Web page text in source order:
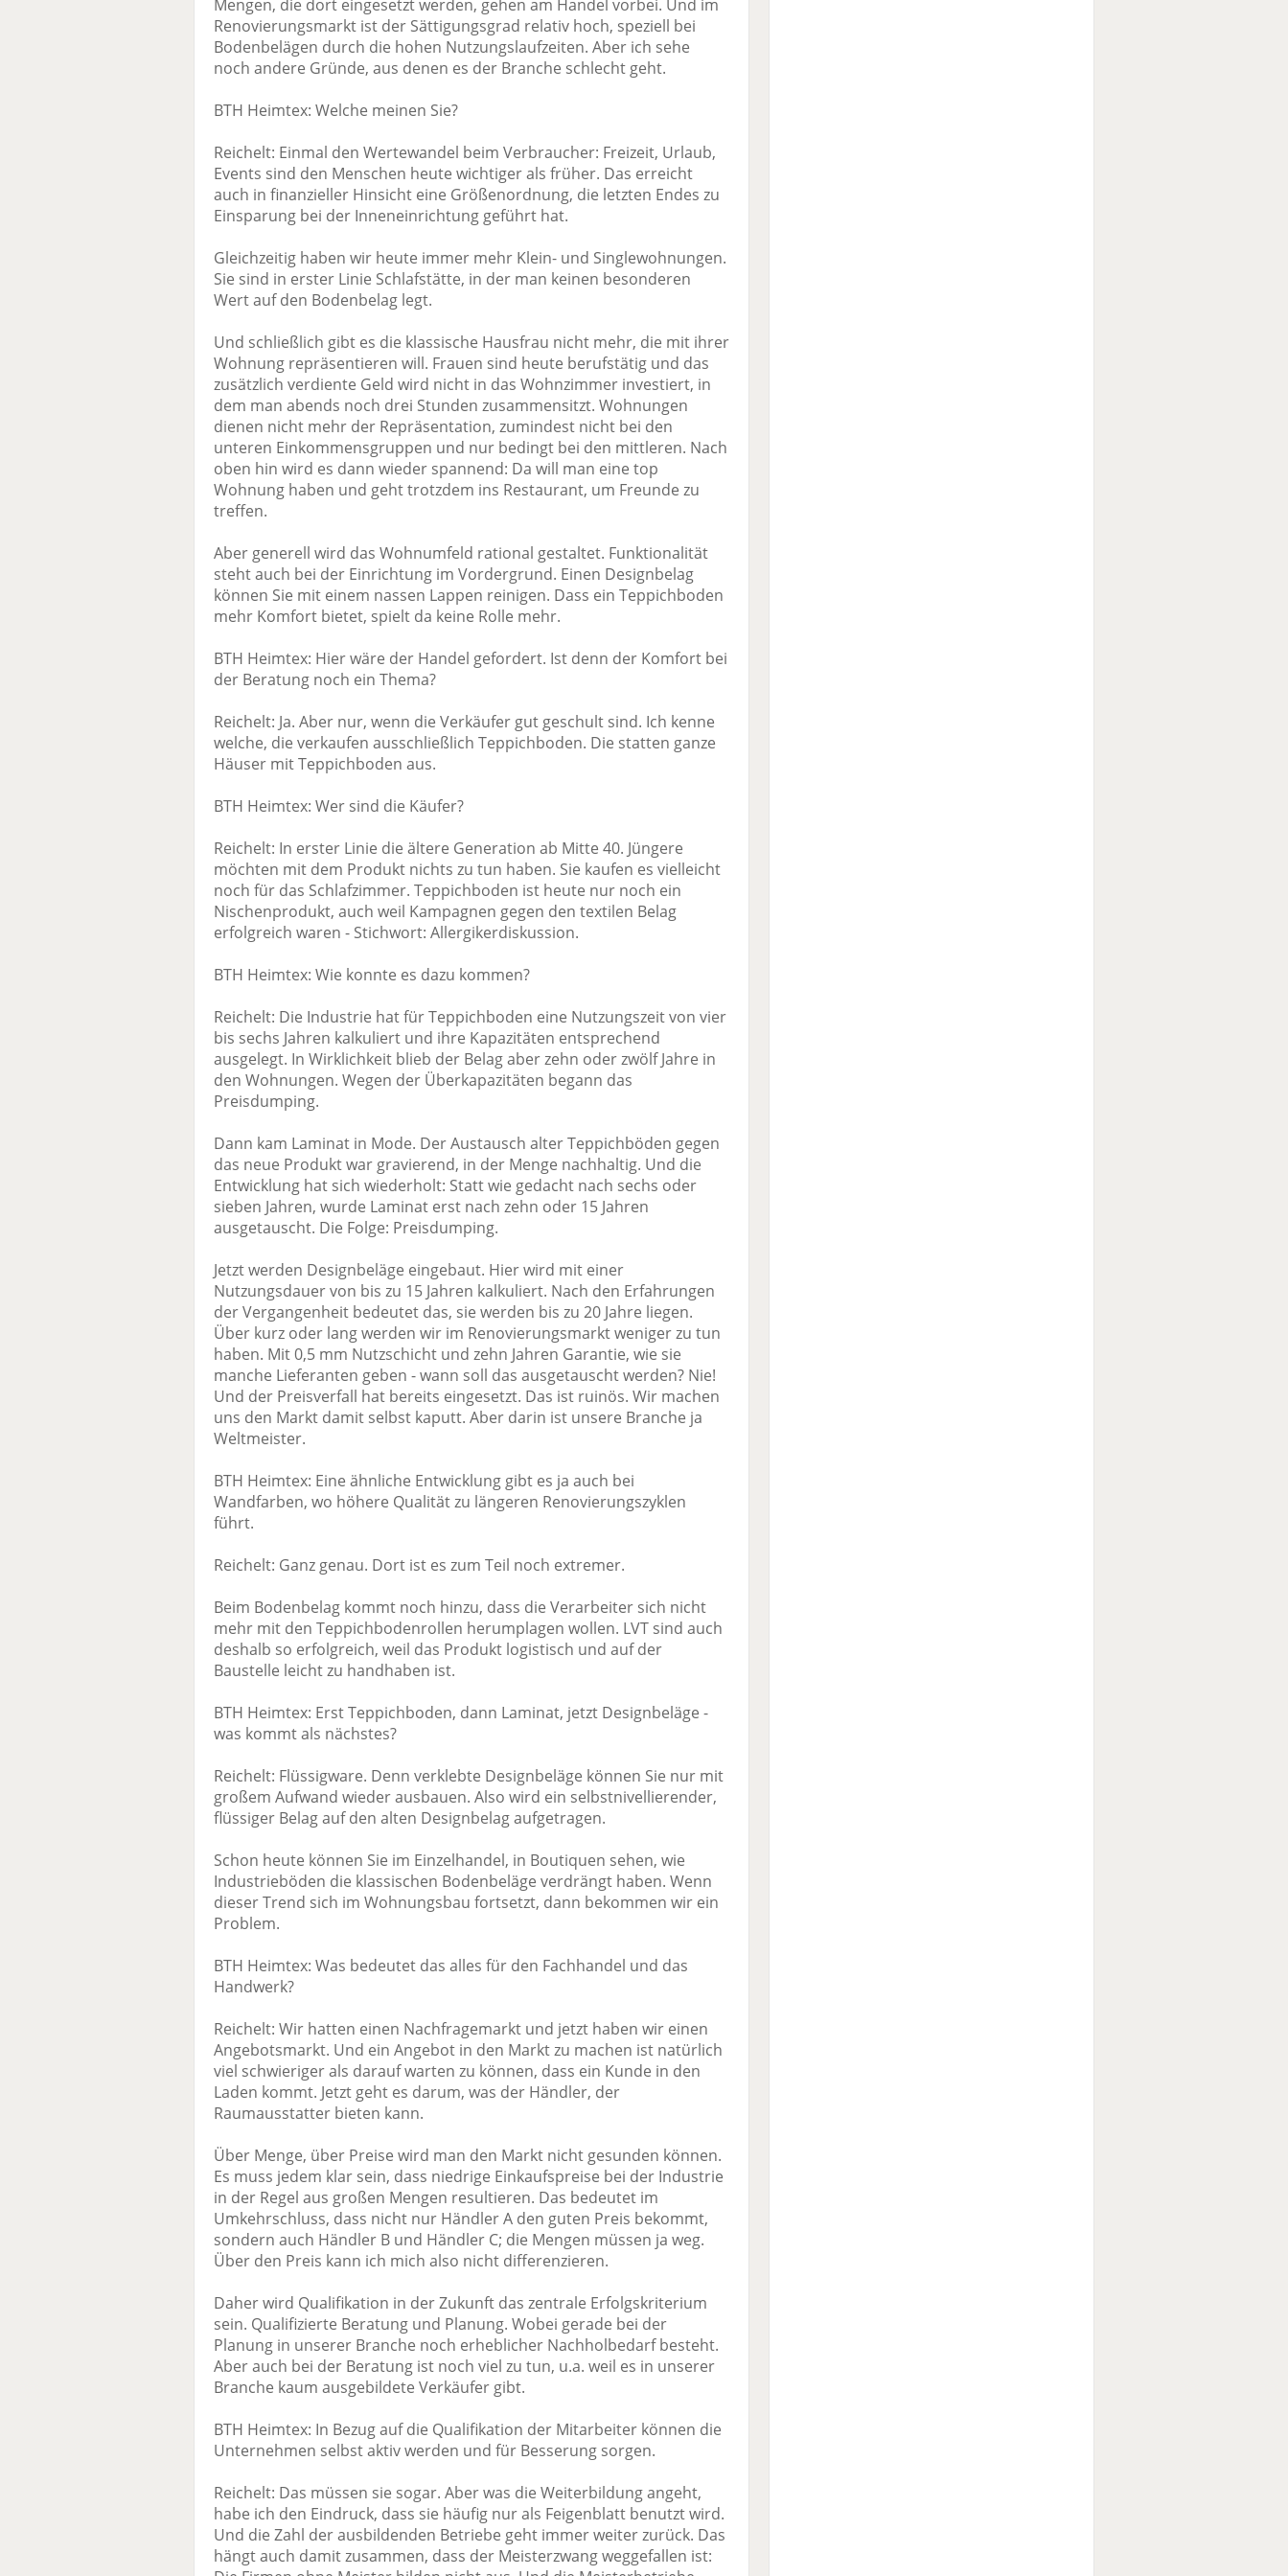
Mengen, die dort eingesetzt werden, gehen am Handel vorbei. Und im
Renovierungsmarkt ist der Sättigungsgrad relativ hoch, speziell bei
Bodenbelägen durch die hohen Nutzungslaufzeiten. Aber ich sehe
noch andere Gründe, aus denen es der Branche schlecht geht.
BTH Heimtex: Welche meinen Sie?
Reichelt: Einmal den Wertewandel beim Verbraucher: Freizeit, Urlaub,
Events sind den Menschen heute wichtiger als früher. Das erreicht
auch in finanzieller Hinsicht eine Größenordnung, die letzten Endes zu
Einsparung bei der Inneneinrichtung geführt hat.
Gleichzeitig haben wir heute immer mehr Klein- und Singlewohnungen.
Sie sind in erster Linie Schlafstätte, in der man keinen besonderen
Wert auf den Bodenbelag legt.
Und schließlich gibt es die klassische Hausfrau nicht mehr, die mit ihrer
Wohnung repräsentieren will. Frauen sind heute berufstätig und das
zusätzlich verdiente Geld wird nicht in das Wohnzimmer investiert, in
dem man abends noch drei Stunden zusammensitzt. Wohnungen
dienen nicht mehr der Repräsentation, zumindest nicht bei den
unteren Einkommensgruppen und nur bedingt bei den mittleren. Nach
oben hin wird es dann wieder spannend: Da will man eine top
Wohnung haben und geht trotzdem ins Restaurant, um Freunde zu
treffen.
Aber generell wird das Wohnumfeld rational gestaltet. Funktionalität
steht auch bei der Einrichtung im Vordergrund. Einen Designbelag
können Sie mit einem nassen Lappen reinigen. Dass ein Teppichboden
mehr Komfort bietet, spielt da keine Rolle mehr.
BTH Heimtex: Hier wäre der Handel gefordert. Ist denn der Komfort bei
der Beratung noch ein Thema?
Reichelt: Ja. Aber nur, wenn die Verkäufer gut geschult sind. Ich kenne
welche, die verkaufen ausschließlich Teppichboden. Die statten ganze
Häuser mit Teppichboden aus.
BTH Heimtex: Wer sind die Käufer?
Reichelt: In erster Linie die ältere Generation ab Mitte 40. Jüngere
möchten mit dem Produkt nichts zu tun haben. Sie kaufen es vielleicht
noch für das Schlafzimmer. Teppichboden ist heute nur noch ein
Nischenprodukt, auch weil Kampagnen gegen den textilen Belag
erfolgreich waren - Stichwort: Allergikerdiskussion.
BTH Heimtex: Wie konnte es dazu kommen?
Reichelt: Die Industrie hat für Teppichboden eine Nutzungszeit von vier
bis sechs Jahren kalkuliert und ihre Kapazitäten entsprechend
ausgelegt. In Wirklichkeit blieb der Belag aber zehn oder zwölf Jahre in
den Wohnungen. Wegen der Überkapazitäten begann das
Preisdumping.
Dann kam Laminat in Mode. Der Austausch alter Teppichböden gegen
das neue Produkt war gravierend, in der Menge nachhaltig. Und die
Entwicklung hat sich wiederholt: Statt wie gedacht nach sechs oder
sieben Jahren, wurde Laminat erst nach zehn oder 15 Jahren
ausgetauscht. Die Folge: Preisdumping.
Jetzt werden Designbeläge eingebaut. Hier wird mit einer
Nutzungsdauer von bis zu 15 Jahren kalkuliert. Nach den Erfahrungen
der Vergangenheit bedeutet das, sie werden bis zu 20 Jahre liegen.
Über kurz oder lang werden wir im Renovierungsmarkt weniger zu tun
haben. Mit 0,5 mm Nutzschicht und zehn Jahren Garantie, wie sie
manche Lieferanten geben - wann soll das ausgetauscht werden? Nie!
Und der Preisverfall hat bereits eingesetzt. Das ist ruinös. Wir machen
uns den Markt damit selbst kaputt. Aber darin ist unsere Branche ja
Weltmeister.
BTH Heimtex: Eine ähnliche Entwicklung gibt es ja auch bei
Wandfarben, wo höhere Qualität zu längeren Renovierungszyklen
führt.
Reichelt: Ganz genau. Dort ist es zum Teil noch extremer.
Beim Bodenbelag kommt noch hinzu, dass die Verarbeiter sich nicht
mehr mit den Teppichbodenrollen herumplagen wollen. LVT sind auch
deshalb so erfolgreich, weil das Produkt logistisch und auf der
Baustelle leicht zu handhaben ist.
BTH Heimtex: Erst Teppichboden, dann Laminat, jetzt Designbeläge -
was kommt als nächstes?
Reichelt: Flüssigware. Denn verklebte Designbeläge können Sie nur mit
großem Aufwand wieder ausbauen. Also wird ein selbstnivellierender,
flüssiger Belag auf den alten Designbelag aufgetragen.
Schon heute können Sie im Einzelhandel, in Boutiquen sehen, wie
Industrieböden die klassischen Bodenbeläge verdrängt haben. Wenn
dieser Trend sich im Wohnungsbau fortsetzt, dann bekommen wir ein
Problem.
BTH Heimtex: Was bedeutet das alles für den Fachhandel und das
Handwerk?
Reichelt: Wir hatten einen Nachfragemarkt und jetzt haben wir einen
Angebotsmarkt. Und ein Angebot in den Markt zu machen ist natürlich
viel schwieriger als darauf warten zu können, dass ein Kunde in den
Laden kommt. Jetzt geht es darum, was der Händler, der
Raumausstatter bieten kann.
Über Menge, über Preise wird man den Markt nicht gesunden können.
Es muss jedem klar sein, dass niedrige Einkaufspreise bei der Industrie
in der Regel aus großen Mengen resultieren. Das bedeutet im
Umkehrschluss, dass nicht nur Händler A den guten Preis bekommt,
sondern auch Händler B und Händler C; die Mengen müssen ja weg.
Über den Preis kann ich mich also nicht differenzieren.
Daher wird Qualifikation in der Zukunft das zentrale Erfolgskriterium
sein. Qualifizierte Beratung und Planung. Wobei gerade bei der
Planung in unserer Branche noch erheblicher Nachholbedarf besteht.
Aber auch bei der Beratung ist noch viel zu tun, u.a. weil es in unserer
Branche kaum ausgebildete Verkäufer gibt.
BTH Heimtex: In Bezug auf die Qualifikation der Mitarbeiter können die
Unternehmen selbst aktiv werden und für Besserung sorgen.
Reichelt: Das müssen sie sogar. Aber was die Weiterbildung angeht,
habe ich den Eindruck, dass sie häufig nur als Feigenblatt benutzt wird.
Und die Zahl der ausbildenden Betriebe geht immer weiter zurück. Das
hängt auch damit zusammen, dass der Meisterzwang weggefallen ist: